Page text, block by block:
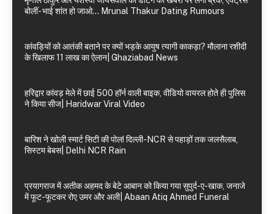
बोलीं- भाई शांत हो जाओ… Mrunal Thakur Dating Rumours
कांवड़ियों को आतंकी बताने पर क्यों भड़के आयुष त्यागी काकड़ा? मौलाना रशीदी
के खिलाफ 11 लाख का ऐलान| Ghaziabad News
हरिद्वार कांवड़ मेले में छाई 500 हॉर्न वाली बाइक, वीडियो वायरल होते ही पुलिस
ने किया सीज| Haridwar Viral Video
बारिश ने खोली स्मार्ट सिटी की पोल! दिल्ली-NCR से पहाड़ों तक जलसैलाब,
सिस्टम बेबस| Delhi NCR Rain
प्रयागराज में अतीक अहमद के बेटे आबान को किया गया सुपुर्द-ए-खाक, जनाजे
में फूट-फूटकर रोए उमर और अली| Abaan Atiq Ahmed Funeral